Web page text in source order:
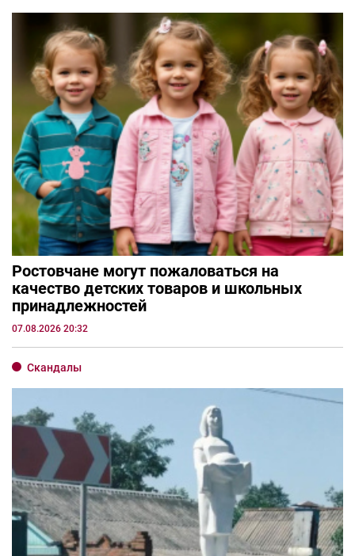
Ростовчане могут пожаловаться на
качество детских товаров и школьных
принадлежностей
07.08.2026 20:32
Скандалы